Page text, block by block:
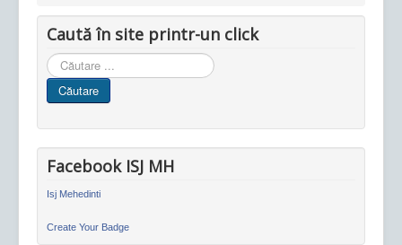
Caută în site printr-un click
Cauta
in
site
Căutare
Facebook ISJ MH
Isj Mehedinti
Create Your Badge